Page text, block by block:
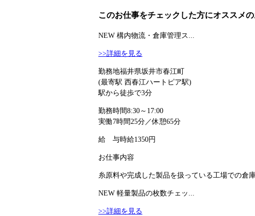
このお仕事をチェックした方にオススメ
NEW 構内物流・倉庫管理ス...
>>詳細を見る
勤務地福井県坂井市春江町
(最寄駅 西春江ハートピア駅)
駅から徒歩で3分
勤務時間8:30～17:00
実働7時間25分／休憩65分
給 与時給1350円
お仕事内容
糸原料や完成した製品を扱っている工場での倉
NEW 軽量製品の枚数チェッ...
>>詳細を見る